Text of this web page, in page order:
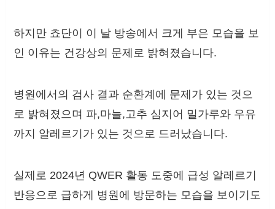
하지만 쵸단이 이 날 방송에서 크게 부은 모습을 보
인 이유는 건강상의 문제로 밝혀졌습니다.
병원에서의 검사 결과 순환계에 문제가 있는 것으
로 밝혀졌으며 파,마늘,고추 심지어 밀가루와 우유
까지 알레르기가 있는 것으로 드러났습니다.
실제로 2024년 QWER 활동 도중에 급성 알레르기
반응으로 급하게 병원에 방문하는 모습을 보이기도